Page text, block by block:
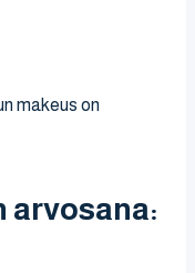
makeus on
arvosana: